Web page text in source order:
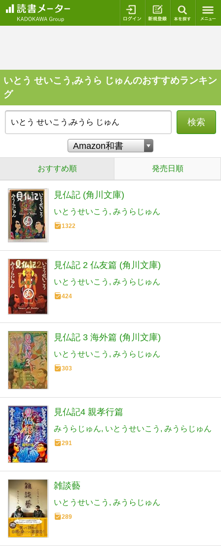
ログイン 新規登録
いとう せいこう,みうら じゅんのおすすめランキン
グ
検索
おすすめ順 発売日順
見仏記 (角川文庫)
いとうせいこう みうらじゅん
1322
見仏記 2 仏友篇 (角川文庫)
いとうせいこう みうらじゅん
424
見仏記 3 海外篇 (角川文庫)
いとうせいこう みうらじゅん
303
見仏記4 親孝行篇
みうらじゅん いとうせいこう みうらじゅん
291
雑談藝
いとうせいこう みうらじゅん
289